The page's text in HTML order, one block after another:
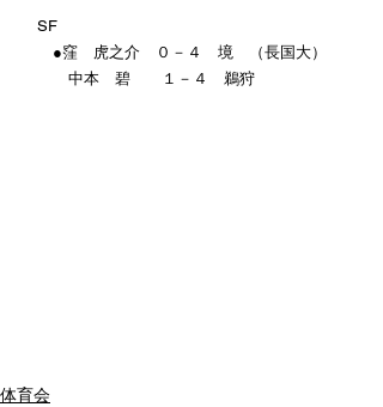
SF
●窪　虎之介　０－４　境　（長国大）
中本　碧　　１－４　鵜狩
体育会